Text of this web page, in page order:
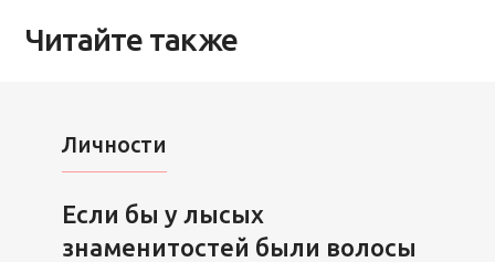
Читайте также
Личности
Если бы у лысых
знаменитостей были волосы